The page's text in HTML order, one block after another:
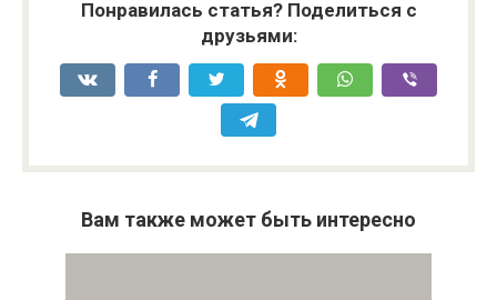
Понравилась статья? Поделиться с
друзьями:
Вам также может быть интересно